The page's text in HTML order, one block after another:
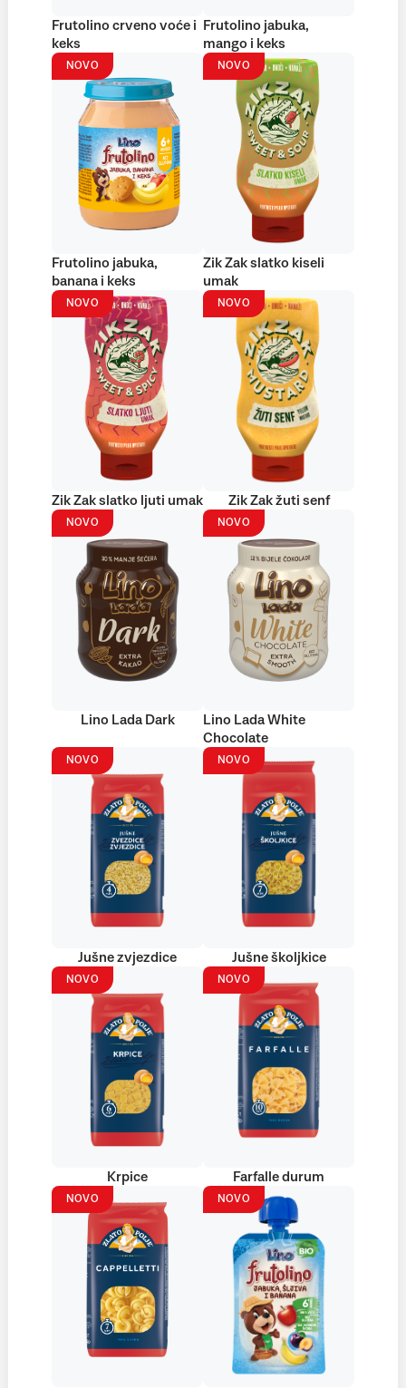
Frutolino crveno voće i
keks
Frutolino jabuka,
mango i keks
NOVO
Frutolino jabuka,
banana i keks
NOVO
Zik Zak slatko kiseli
umak
NOVO
Zik Zak slatko ljuti umak
NOVO
Zik Zak žuti senf
NOVO
Lino Lada Dark
NOVO
Lino Lada White
Chocolate
NOVO
Jušne zvjezdice
NOVO
Jušne školjkice
NOVO
Krpice
NOVO
Farfalle durum
NOVO NOVO